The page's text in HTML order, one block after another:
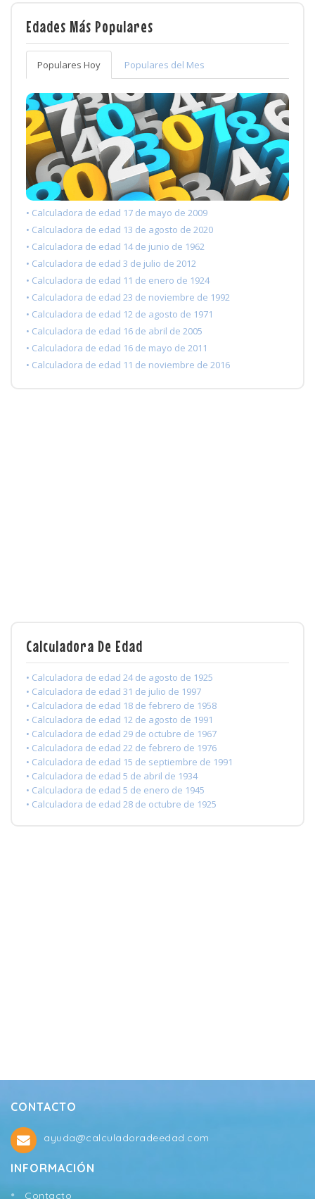
Edades Más Populares
Populares Hoy Populares del Mes
• Calculadora de edad 17 de mayo de 2009
• Calculadora de edad 13 de agosto de 2020
• Calculadora de edad 14 de junio de 1962
• Calculadora de edad 3 de julio de 2012
• Calculadora de edad 11 de enero de 1924
• Calculadora de edad 23 de noviembre de 1992
• Calculadora de edad 12 de agosto de 1971
• Calculadora de edad 16 de abril de 2005
• Calculadora de edad 16 de mayo de 2011
• Calculadora de edad 11 de noviembre de 2016
Calculadora De Edad
• Calculadora de edad 24 de agosto de 1925
• Calculadora de edad 31 de julio de 1997
• Calculadora de edad 18 de febrero de 1958
• Calculadora de edad 12 de agosto de 1991
• Calculadora de edad 29 de octubre de 1967
• Calculadora de edad 22 de febrero de 1976
• Calculadora de edad 15 de septiembre de 1991
• Calculadora de edad 5 de abril de 1934
• Calculadora de edad 5 de enero de 1945
• Calculadora de edad 28 de octubre de 1925
CONTACTO
ayuda@calculadoradeedad.com
INFORMACIÓN
Contacto